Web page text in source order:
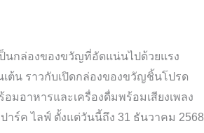
นกล่องของขวัญที่อัดแน่นไปด้วยแรง
ต้น ราวกับเปิดกล่องของขวัญชิ้นโปรด
มอาหารและเครื่องดื่มพร้อมเสียงเพลง
าร์ค ไลฟ์ ตั้งแต่วันนี้ถึง 31 ธันวาคม 2568